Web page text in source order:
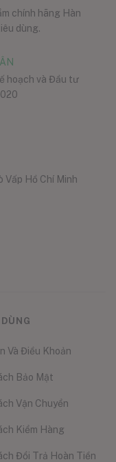
chính hãng Hàn
dùng.
hoạch và Đầu tư
Vấp Hồ Chí Minh
Và Điều Khoản
Bảo Mật
Vận Chuyển
Kiểm Hàng
Đổi Trả Hoàn Tiền